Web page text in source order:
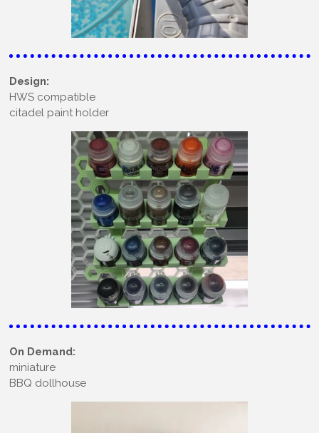
Design:
HWS compatible
citadel paint holder
On Demand:
miniature
BBQ dollhouse